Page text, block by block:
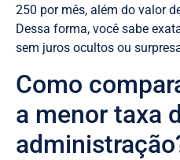
250 por mês, além do valor
Dessa forma, você sabe
sem juros ocultos ou
Como
a menor taxa